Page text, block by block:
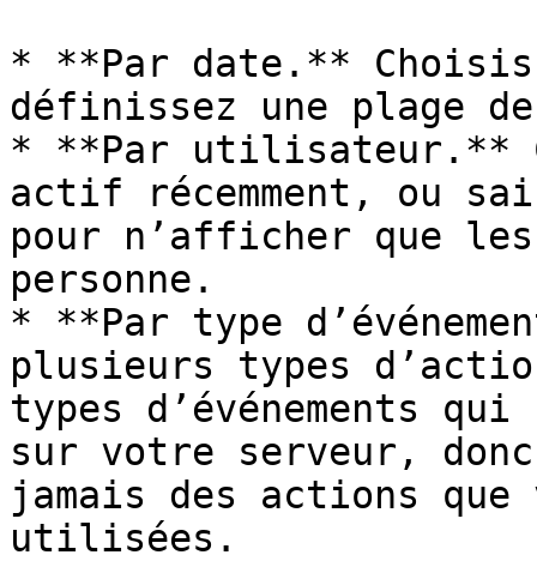
* **Par date.**
définissez une plage
* **Par utilisateur.**
actif récemment, ou
pour n’afficher que
personne.
* **Par type
plusieurs types
types d’événements
sur votre serveur,
jamais des actions que
utilisées.